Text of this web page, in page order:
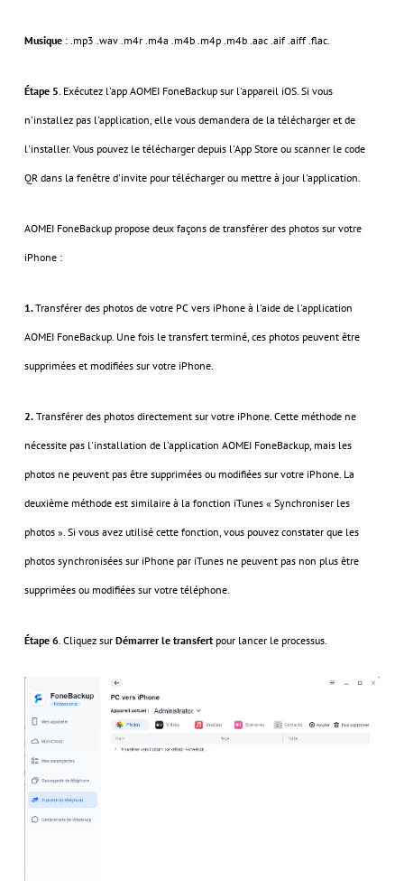
Musique: .mp3 .wav .m4r .m4a .m4b .m4p .m4b .aac .aif .aiff .flac.
Étape 5 . Exécutez l'app AOMEI FoneBackup sur l'appareil iOS. Si vous
n'installez pas l'application, elle vous demandera de la télécharger et de
l'installer. Vous pouvez le télécharger depuis l'App Store ou scanner le code
QR dans la fenêtre d'invite pour télécharger ou mettre à jour l'application.
AOMEI FoneBackup propose deux façons de transférer des photos sur votre
iPhone :
1.Transférer des photos de votre PC vers iPhone à l'aide de l'application
AOMEI FoneBackup. Une fois le transfert terminé, ces photos peuvent être
supprimées et modifiées sur votre iPhone.
2.Transférer des photos directement sur votre iPhone. Cette méthode ne
nécessite pas l'installation de l'application AOMEI FoneBackup, mais les
photos ne peuvent pas être supprimées ou modifiées sur votre iPhone. La
deuxième méthode est similaire à la fonction iTunes « Synchroniser les
photos ». Si vous avez utilisé cette fonction, vous pouvez constater que les
photos synchronisées sur iPhone par iTunes ne peuvent pas non plus être
supprimées ou modifiées sur votre téléphone.
Étape 6. Cliquez sur Démarrer le transfertpour lancer le processus.